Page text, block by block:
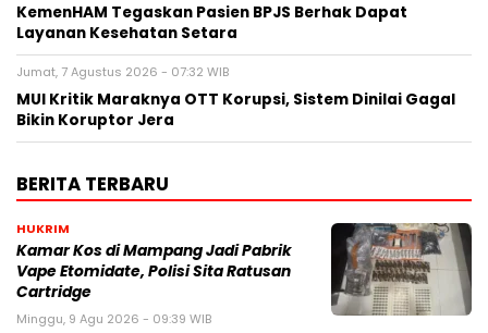
KemenHAM Tegaskan Pasien BPJS Berhak Dapat
Layanan Kesehatan Setara
Jumat, 7 Agustus 2026 - 07:32 WIB
MUI Kritik Maraknya OTT Korupsi, Sistem Dinilai Gagal
Bikin Koruptor Jera
BERITA TERBARU
HUKRIM
Kamar Kos di Mampang Jadi Pabrik
Vape Etomidate, Polisi Sita Ratusan
Cartridge
Minggu, 9 Agu 2026 - 09:39 WIB